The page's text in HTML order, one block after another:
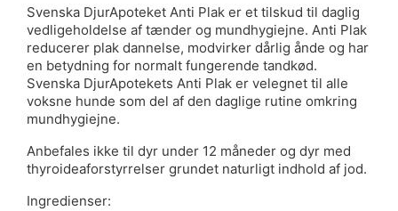
Svenska DjurApoteket Anti Plak er et tilskud til daglig
vedligeholdelse af tænder og mundhygiejne. Anti Plak
reducerer plak dannelse, modvirker dårlig ånde og har
en betydning for normalt fungerende tandkød.
Svenska DjurApotekets Anti Plak er velegnet til alle
voksne hunde som del af den daglige rutine omkring
mundhygiejne.
Anbefales ikke til dyr under 12 måneder og dyr med
thyroideaforstyrrelser grundet naturligt indhold af jod.
Ingredienser: